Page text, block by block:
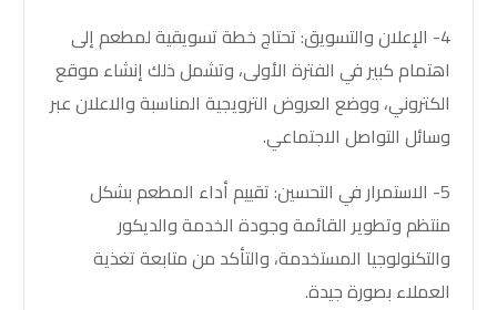
4- الإعلان والتسويق: تحتاج
خطة تسويقية لمطعمإلى
اهتمام كبير في الفترة الأولى، وتشمل ذلك إنشاء موقع
الكتروني، ووضع العروض الترويجية المناسبة والاعلان عبر
وسائل التواصل الاجتماعي.
5- الاستمرار في التحسين: تقييم أداء المطعم بشكل
منتظم وتطوير القائمة وجودة الخدمة والديكور
والتكنولوجيا المستخدمة، والتأكد من متابعة تغذية
العملاء بصورة جيدة.